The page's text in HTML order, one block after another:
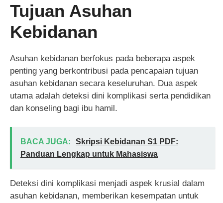
Tujuan Asuhan
Kebidanan
Asuhan kebidanan berfokus pada beberapa aspek
penting yang berkontribusi pada pencapaian tujuan
asuhan kebidanan secara keseluruhan. Dua aspek
utama adalah deteksi dini komplikasi serta pendidikan
dan konseling bagi ibu hamil.
BACA JUGA:
Skripsi Kebidanan S1 PDF:
Panduan Lengkap untuk Mahasiswa
Deteksi dini komplikasi menjadi aspek krusial dalam
asuhan kebidanan, memberikan kesempatan untuk